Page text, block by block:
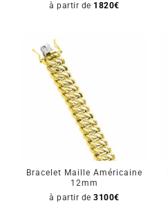
à partir de 1820€
Bracelet Maille Américaine
12mm
à partir de3100€